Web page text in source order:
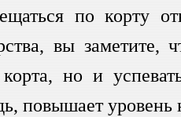
по корту
вы заметите,
корта, но и
повышает уровень